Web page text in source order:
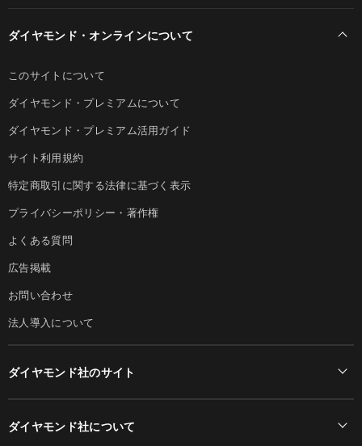
ダイヤモンド・オンラインについて
このサイトについて
ダイヤモンド・プレミアムについて
ダイヤモンド・プレミアム活用ガイド
サイト利用規約
特定商取引に関する法律に基づく表示
プライバシーポリシー・著作権
よくある質問
広告掲載
お問い合わせ
法人導入について
ダイヤモンド社のサイト
ダイヤモンド社について